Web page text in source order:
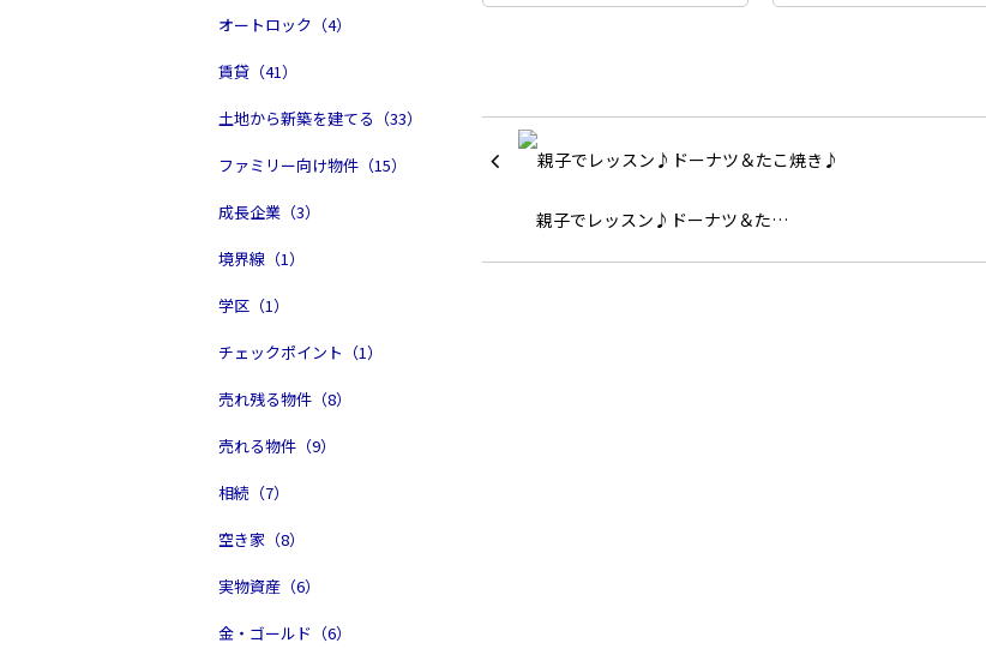
オートロック（4）
賃貸（41）
土地から新築を建てる（33）
ファミリー向け物件（15）
成長企業（3）
境界線（1）
学区（1）
チェックポイント（1）
売れ残る物件（8）
売れる物件（9）
相続（7）
空き家（8）
実物資産（6）
金・ゴールド（6）
親子でレッスン♪ドーナツ＆た…